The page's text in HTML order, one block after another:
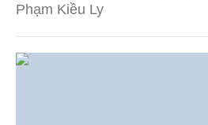
Phạm Kiều Ly